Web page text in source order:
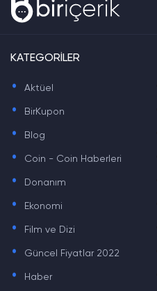
KATEGORİLER
. Aktüel
. BirKupon
. Blog
. Coin - Coin Haberleri
. Donanım
. Ekonomi
. Film ve Dizi
. Güncel Fiyatlar 2022
. Haber